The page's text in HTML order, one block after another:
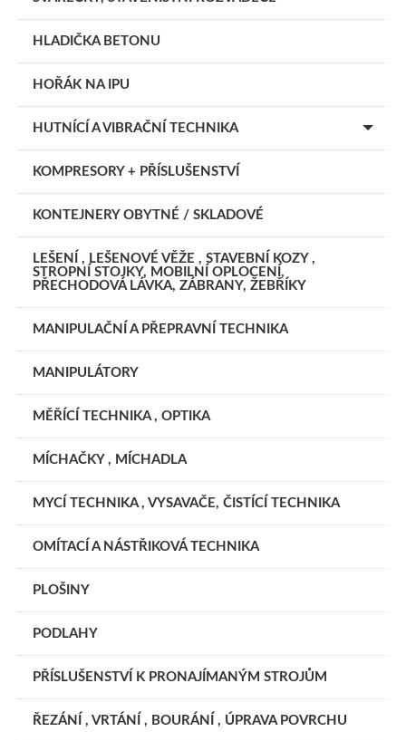
HLADIČKA BETONU
HOŘÁK NA IPU
HUTNÍCÍ A VIBRAČNÍ TECHNIKA
KOMPRESORY + PŘÍSLUŠENSTVÍ
KONTEJNERY OBYTNÉ / SKLADOVÉ
LEŠENÍ , LEŠENOVÉ VĚŽE , STAVEBNÍ KOZY ,
STROPNÍ STOJKY, MOBILNÍ OPLOCENÍ,
PŘECHODOVÁ LÁVKA, ZÁBRANY, ŽEBŘÍKY
MANIPULAČNÍ A PŘEPRAVNÍ TECHNIKA
MANIPULÁTORY
MĚŘÍCÍ TECHNIKA , OPTIKA
MÍCHAČKY , MÍCHADLA
MYCÍ TECHNIKA , VYSAVAČE, ČISTÍCÍ TECHNIKA
OMÍTACÍ A NÁSTŘIKOVÁ TECHNIKA
PLOŠINY
PODLAHY
PŘÍSLUŠENSTVÍ K PRONAJÍMANÝM STROJŮM
ŘEZÁNÍ , VRTÁNÍ , BOURÁNÍ , ÚPRAVA POVRCHU